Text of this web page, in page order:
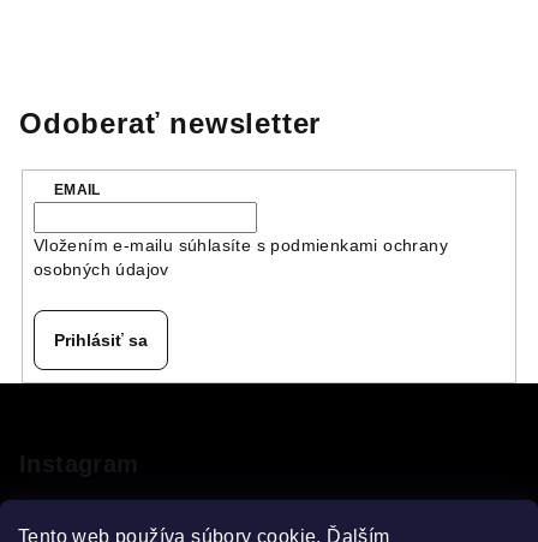
Tento web používa súbory cookie. Ďalším
Odoberať newsletter
EMAIL
Vložením e-mailu súhlasíte s podmienkami ochrany
osobných údajov
Prihlásiť sa
ä